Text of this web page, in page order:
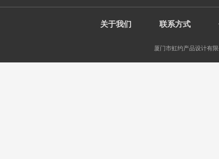
关于我们 联系方式
厦门市虹约产品设计有